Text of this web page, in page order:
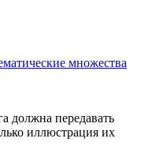
множества
должна передавать
иллюстрация их